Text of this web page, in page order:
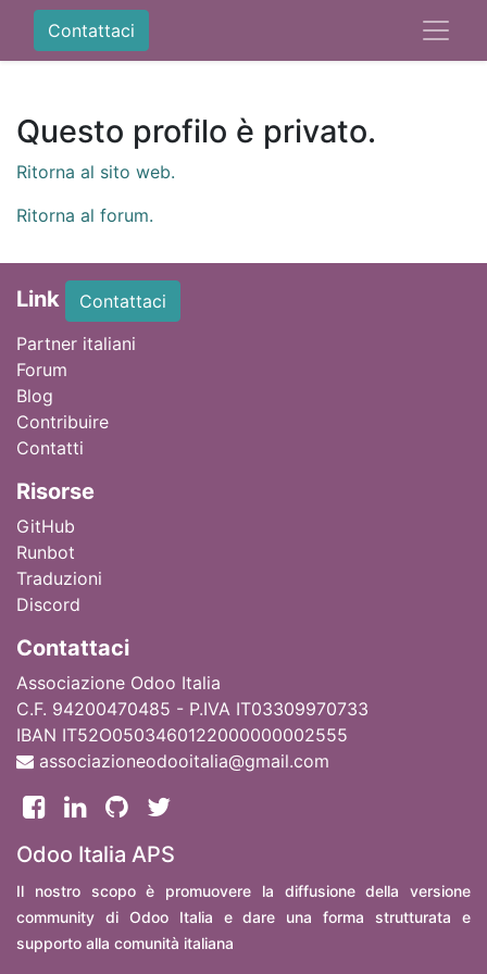
Contattaci
Questo profilo è privato.
Ritorna al sito web.
Ritorna al forum.
Link
Contattaci
Partner italiani
Forum
Blog
Contribuire
Contatti
Risorse
GitHub
Runbot
Traduzioni
Discord
Contattaci
Associazione Odoo Italia
C.F. 94200470485 - P.IVA IT03309970733
IBAN IT52O0503460122000000002555
associazioneodooitalia@gmail.com
Odoo Italia APS
Il nostro scopo è promuovere la diffusione della versione
community di Odoo Italia e dare una forma strutturata e
supporto alla comunità italiana